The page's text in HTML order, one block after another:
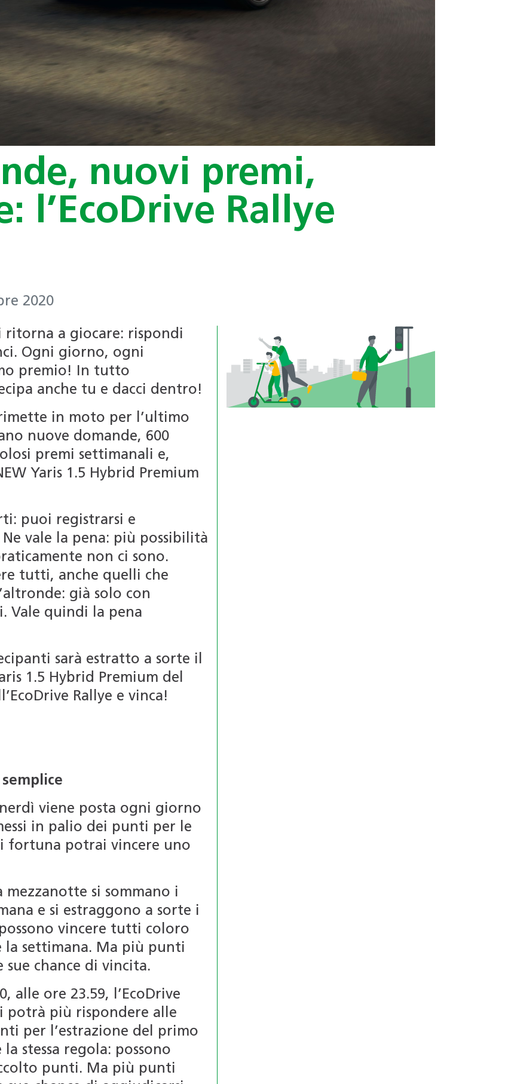
nuovi premi,
l’EcoDrive Rallye
2020
ritorna a giocare: rispondi
Ogni giorno, ogni
premio! In tutto
anche tu e dacci dentro!
rimette in moto per l’ultimo
nuove domande, 600
premi settimanali e,
Yaris 1.5 Hybrid Premium
puoi registrarsi e
vale la pena: più possibilità
non ci sono.
tutti, anche quelli che
già solo con
Vale quindi la pena
sarà estratto a sorte il
1.5 Hybrid Premium del
Rallye e vinca!
viene posta ogni giorno
in palio dei punti per le
fortuna potrai vincere uno
mezzanotte si sommano i
e si estraggono a sorte i
vincere tutti coloro
settimana. Ma più punti
chance di vincita.
alle ore 23.59, l’EcoDrive
potrà più rispondere alle
per l’estrazione del primo
stessa regola: possono
punti. Ma più punti